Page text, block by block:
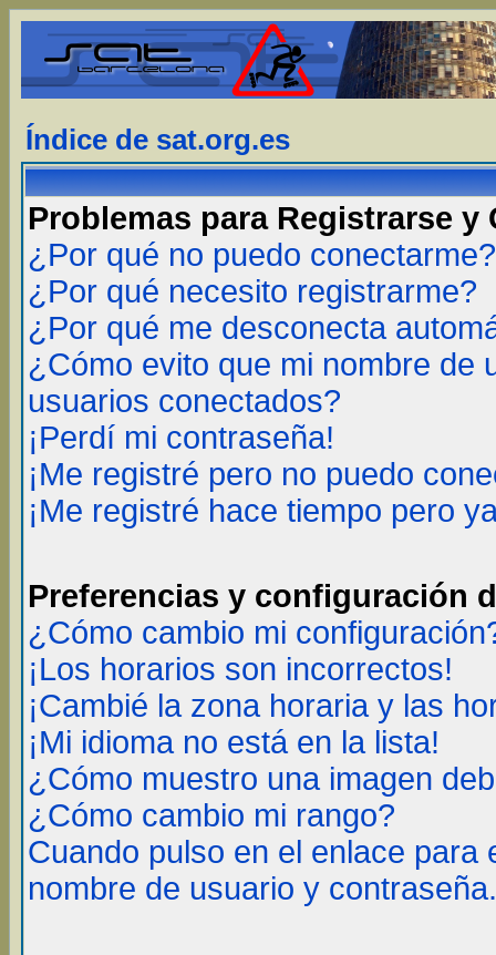
Índice de sat.org.es
Problemas para Registrarse y
¿Por qué no puedo conectarme?
¿Por qué necesito registrarme?
¿Por qué me desconecta
¿Cómo evito que mi nombre de
usuarios conectados?
¡Perdí mi contraseña!
¡Me registré pero no puedo
¡Me registré hace tiempo pero
Preferencias y configuración
¿Cómo cambio mi
¡Los horarios son incorrectos!
¡Cambié la zona horaria y las
¡Mi idioma no está en la lista!
¿Cómo muestro una imagen
¿Cómo cambio mi rango?
Cuando pulso en el enlace
nombre de usuario y contraseña.